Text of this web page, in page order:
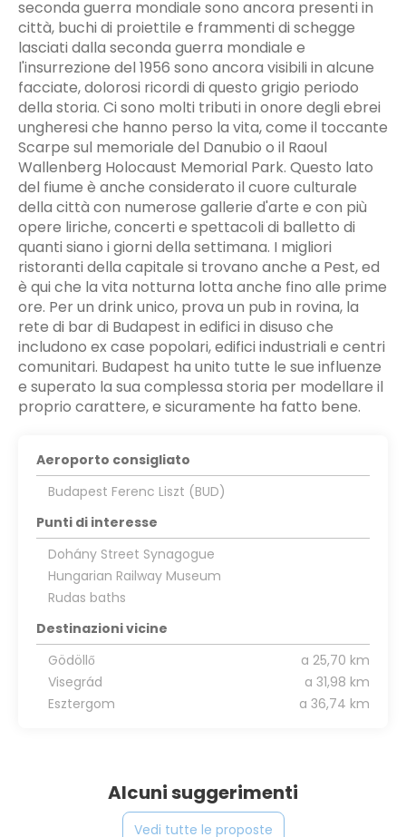
seconda guerra mondiale sono ancora presenti in
città, buchi di proiettile e frammenti di schegge
lasciati dalla seconda guerra mondiale e
l'insurrezione del 1956 sono ancora visibili in alcune
facciate, dolorosi ricordi di questo grigio periodo
della storia. Ci sono molti tributi in onore degli ebrei
ungheresi che hanno perso la vita, come il toccante
Scarpe sul memoriale del Danubio o il Raoul
Wallenberg Holocaust Memorial Park. Questo lato
del fiume è anche considerato il cuore culturale
della città con numerose gallerie d'arte e con più
opere liriche, concerti e spettacoli di balletto di
quanti siano i giorni della settimana. I migliori
ristoranti della capitale si trovano anche a Pest, ed
è qui che la vita notturna lotta anche fino alle prime
ore. Per un drink unico, prova un pub in rovina, la
rete di bar di Budapest in edifici in disuso che
includono ex case popolari, edifici industriali e centri
comunitari. Budapest ha unito tutte le sue influenze
e superato la sua complessa storia per modellare il
proprio carattere, e sicuramente ha fatto bene.
Aeroporto consigliato
Budapest Ferenc Liszt (BUD)
Punti di interesse
Dohány Street Synagogue
Hungarian Railway Museum
Rudas baths
Destinazioni vicine
Gödöllő
a 25,70 km
Visegrád
a 31,98 km
Esztergom
a 36,74 km
Alcuni suggerimenti
Vedi tutte le proposte